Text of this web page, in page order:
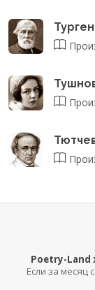
Poetry-
Если за месяц